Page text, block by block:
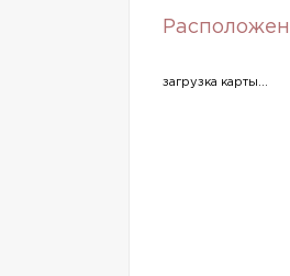
загрузка карты...